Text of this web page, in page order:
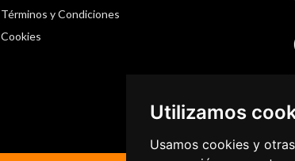
Utilizamos
Usamos cookies y
Términos y Condiciones
Cookies